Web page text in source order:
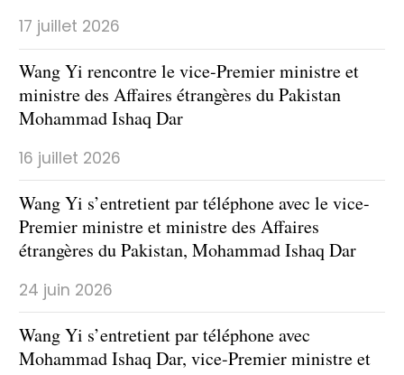
17 juillet 2026
Wang Yi rencontre le vice-Premier ministre et
ministre des Affaires étrangères du Pakistan
Mohammad Ishaq Dar
16 juillet 2026
​Wang Yi s’entretient par téléphone avec le vice-
Premier ministre et ministre des Affaires
étrangères du Pakistan, Mohammad Ishaq Dar
24 juin 2026
Wang Yi s’entretient par téléphone avec
Mohammad Ishaq Dar, vice-Premier ministre et